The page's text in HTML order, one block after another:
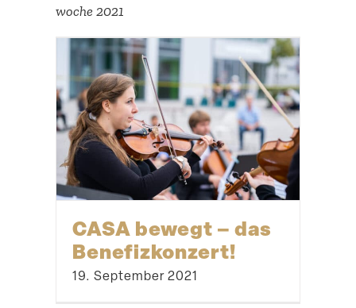
woche 2021
CASA bewegt – das
Benefizkonzert!
19. September 2021